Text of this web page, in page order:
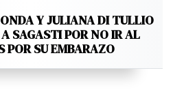
Y JULIANA DI TULLIO
SAGASTI POR NO IR AL
POR SU EMBARAZO